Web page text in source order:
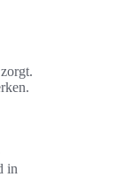
in